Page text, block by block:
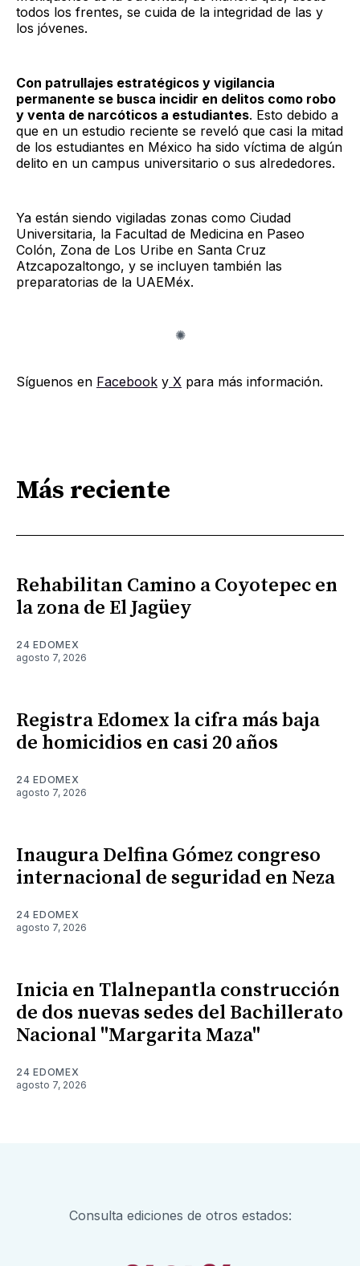
todos los frentes, se cuida de la integridad de las y
los jóvenes.
Con patrullajes estratégicos y vigilancia
permanente se busca incidir en delitos como robo
y venta de narcóticos a estudiantes. Esto debido a
que en un estudio reciente se reveló que casi la mitad
de los estudiantes en México ha sido víctima de algún
delito en un campus universitario o sus alrededores.
Ya están siendo vigiladas zonas como Ciudad
Universitaria, la Facultad de Medicina en Paseo
Colón, Zona de Los Uribe en Santa Cruz
Atzcapozaltongo, y se incluyen también las
preparatorias de la UAEMéx.
Síguenos en Facebook y X para más información.
Más reciente
Rehabilitan Camino a Coyotepec en
la zona de El Jagüey
24 EDOMEX
agosto 7, 2026
Registra Edomex la cifra más baja
de homicidios en casi 20 años
24 EDOMEX
agosto 7, 2026
Inaugura Delfina Gómez congreso
internacional de seguridad en Neza
24 EDOMEX
agosto 7, 2026
Inicia en Tlalnepantla construcción
de dos nuevas sedes del Bachillerato
Nacional "Margarita Maza"
24 EDOMEX
agosto 7, 2026
Consulta ediciones de otros estados: